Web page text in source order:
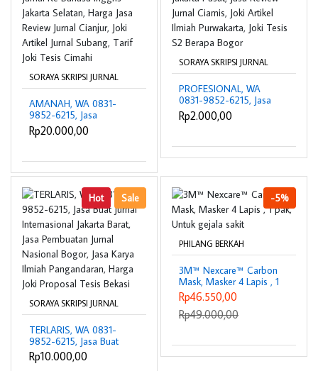
SORAYA SKRIPSI JURNAL
AMANAH, WA 0831-
9852-6215, Jasa
Translate Jurnal Ke
Bahasa Inggris Jakarta
Review Jurnal Cianjur,
Joki Artikel Jurnal
Cimahi
Rp20.000,00
SORAYA SKRIPSI JURNAL
PROFESIONAL, WA
0831-9852-6215, Jasa
Buka Jurnal Jakarta
Pusat, Jasa Review Jurnal
Purwakarta, Joki Tesis S2
Berapa Bogor
Rp2.000,00
Hot Sale
SORAYA SKRIPSI JURNAL
TERLARIS, WA 0831-
9852-6215, Jasa Buat
Jurnal Internasional
Jakarta Barat, Jasa
Rp10.000,00
-5%
PHILANG BERKAH
3M™ Nexcare™ Carbon
Mask, Masker 4 Lapis , 1
pak, Untuk gejala sakit
Rp46.550,00
Rp49.000,00